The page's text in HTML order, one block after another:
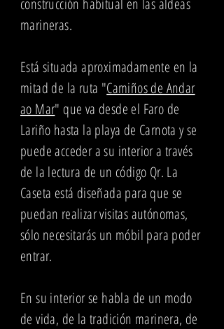
construcción habitual en las aldeas
marineras.
Está situada aproximadamente en la
mitad de la ruta "Camiños de Andar
ao Mar" que va desde el Faro de
Lariño hasta la playa de Carnota y se
puede acceder a su interior a través
de la lectura de un código Qr. La
Caseta está diseñada para que se
puedan realizar visitas autónomas,
sólo necesitarás un móbil para poder
entrar.
En su interior se habla de un modo
de vida, de la tradición marinera, de